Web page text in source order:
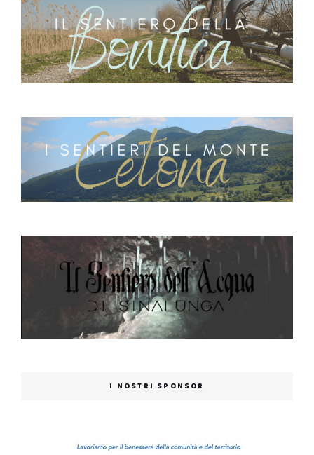
I NOSTRI SPONSOR